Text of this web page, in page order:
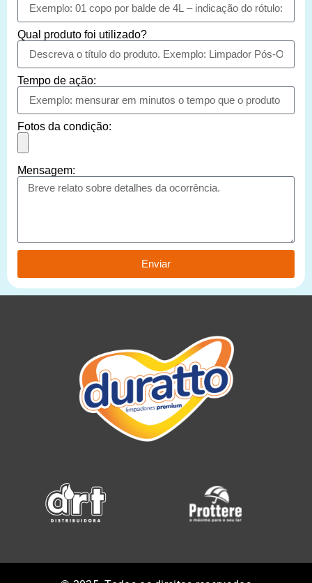
Qual produto foi utilizado?
Tempo de ação:
Fotos da condição:
Mensagem:
Enviar